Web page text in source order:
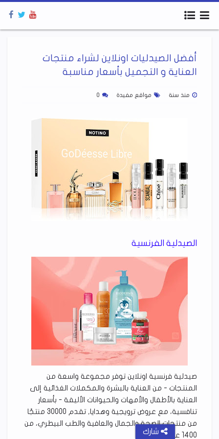
أفضل الصيدليات اونلاين لشراء منتجات
العناية و التجميل بأسعار مناسبة
منذ سنة مواقع مفيدة 0
الصيدلية الفرنسية
صيدلية فرنسية اونلاين توفر مجموعة واسعة من
المنتجات - من العناية بالبشرة والمكملات الغذائية إلى
العناية بالأطفال والأمهات والحيوانات الأليفة - بأسعار
تنافسية، مع عروض ترويجية وهدايا, تقدم 30000 منتجًا
من منتجات الصحة والجمال والعافية والطب البيطري، من
1400 علامة تجارية.
شارك